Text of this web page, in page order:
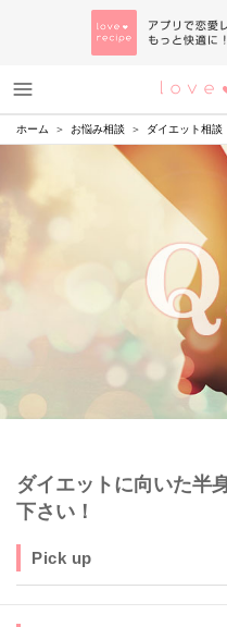
ホーム お悩み相談 ダイエット相談
ダイエットに向いた半
下さい！
Pick up